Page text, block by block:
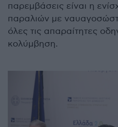
παρεμβάσεις είναι η
παραλιών με
όλες τις απαραίτητες
κολύμβηση.